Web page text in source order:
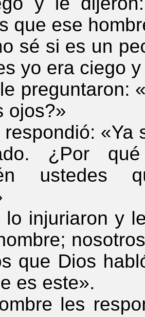
que ese
sé si es un
yo era ciego
preguntaron:
ojos?»
«Ya
¿Por
ustedes
injuriaron y le
que Dios
es este».
les